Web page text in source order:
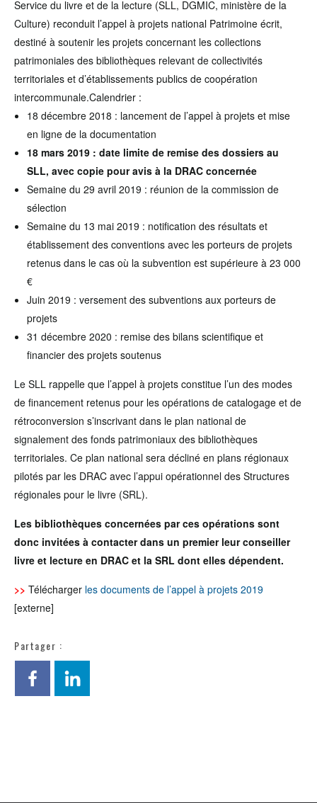
Service du livre et de la lecture (SLL, DGMIC, ministère de la
Culture) reconduit l’appel à projets national Patrimoine écrit,
destiné à soutenir les projets concernant les collections
patrimoniales des bibliothèques relevant de collectivités
territoriales et d’établissements publics de coopération
intercommunale.Calendrier :
18 décembre 2018 : lancement de l’appel à projets et mise
en ligne de la documentation
18 mars 2019 : date limite de remise des dossiers au
SLL, avec copie pour avis à la DRAC concernée
Semaine du 29 avril 2019 : réunion de la commission de
sélection
Semaine du 13 mai 2019 : notification des résultats et
établissement des conventions avec les porteurs de projets
retenus dans le cas où la subvention est supérieure à 23 000
€
Juin 2019 : versement des subventions aux porteurs de
projets
31 décembre 2020 : remise des bilans scientifique et
financier des projets soutenus
Le SLL rappelle que l’appel à projets constitue l’un des modes
de financement retenus pour les opérations de catalogage et de
rétroconversion s’inscrivant dans le plan national de
signalement des fonds patrimoniaux des bibliothèques
territoriales. Ce plan national sera décliné en plans régionaux
pilotés par les DRAC avec l’appui opérationnel des Structures
régionales pour le livre (SRL).
Les bibliothèques concernées par ces opérations sont
donc invitées à contacter dans un premier leur conseiller
livre et lecture en DRAC et la SRL dont elles dépendent.
>> Télécharger les documents de l’appel à projets 2019
[externe]
Partager :